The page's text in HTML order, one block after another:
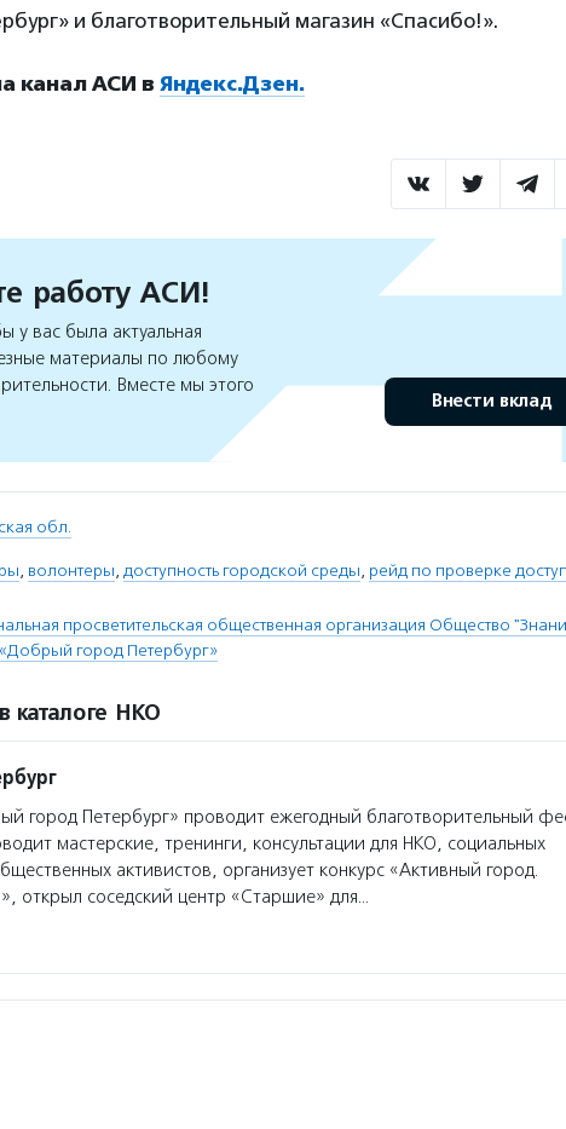
и благотворительный магазин «Спасибо!».
канал АСИ в Яндекс.Дзен.
работу АСИ!
вас была актуальная
материалы по любому
Вместе мы этого
Внести вклад
обл.
, волонтеры, доступность городской среды, рейд по проверке
просветительская общественная организация Общество
город Петербург»
каталоге НКО
город Петербург» проводит ежегодный благотворительный
мастерские, тренинги, консультации для НКО, социальных
активистов, организует конкурс «Активный город.
открыл соседский центр «Старшие» для…